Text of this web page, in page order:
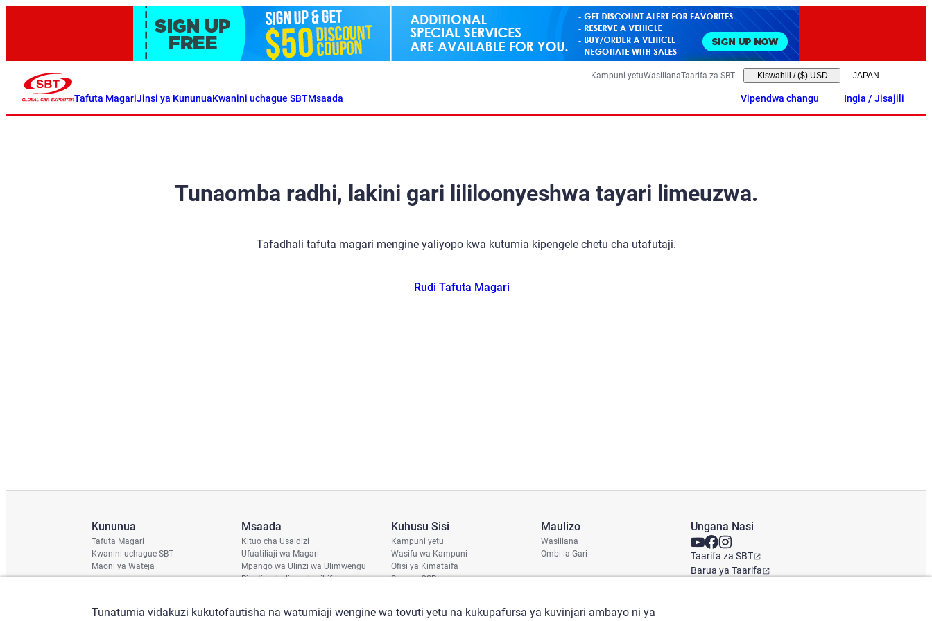
Tafuta MagariJinsi ya KununuaKwanini uchague SBTMsaada
Kampuni yetuWasilianaTaarifa za SBT Kiswahili / ($) USD
Vipendwa changu Ingia / Jisajili
Tunaomba radhi, lakini gari lililoonyeshwa tayari limeuzwa.
Tafadhali tafuta magari mengine yaliyopo kwa kutumia kipengele chetu cha utafutaji.
Rudi Tafuta Magari
Kununua
Tafuta Magari
Kwanini uchague SBT
Maoni ya Wateja
Msaada
Kituo cha Usaidizi
Ufuatiliaji wa Magari
Mpango wa Ulinzi wa Ulimwengu
Ripoti ya hali ya uharibifu
Kuhusu Sisi
Kampuni yetu
Wasifu wa Kampuni
Ofisi ya Kimataifa
Sera ya CSR
Maulizo
Wasiliana
Ombi la Gari
Ungana Nasi
Taarifa za SBT
Barua ya Taarifa
Tunatumia vidakuzi kukutofautisha na watumiaji wengine wa tovuti yetu na kukupafursa ya kuvinjari ambayo ni ya